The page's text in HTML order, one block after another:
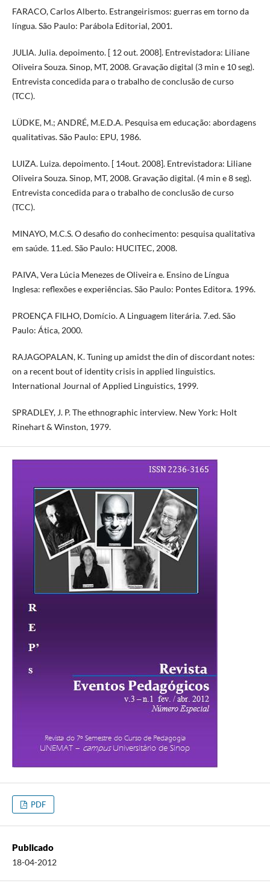
FARACO, Carlos Alberto. Estrangeirismos: guerras em torno da
língua. São Paulo: Parábola Editorial, 2001.
JULIA. Julia. depoimento. [ 12 out. 2008]. Entrevistadora: Liliane
Oliveira Souza. Sinop, MT, 2008. Gravação digital (3 min e 10 seg).
Entrevista concedida para o trabalho de conclusão de curso
(TCC).
LÜDKE, M.; ANDRÉ, M.E.D.A. Pesquisa em educação: abordagens
qualitativas. São Paulo: EPU, 1986.
LUIZA. Luiza. depoimento. [ 14out. 2008]. Entrevistadora: Liliane
Oliveira Souza. Sinop, MT, 2008. Gravação digital. (4 min e 8 seg).
Entrevista concedida para o trabalho de conclusão de curso
(TCC).
MINAYO, M.C.S. O desafio do conhecimento: pesquisa qualitativa
em saúde. 11.ed. São Paulo: HUCITEC, 2008.
PAIVA, Vera Lúcia Menezes de Oliveira e. Ensino de Língua
Inglesa: reflexões e experiências. São Paulo: Pontes Editora. 1996.
PROENÇA FILHO, Domício. A Linguagem literária. 7.ed. São
Paulo: Ática, 2000.
RAJAGOPALAN, K. Tuning up amidst the din of discordant notes:
on a recent bout of identity crisis in applied linguistics.
International Journal of Applied Linguistics, 1999.
SPRADLEY, J. P. The ethnographic interview. New York: Holt
Rinehart & Winston, 1979.
PDF
Publicado
18-04-2012